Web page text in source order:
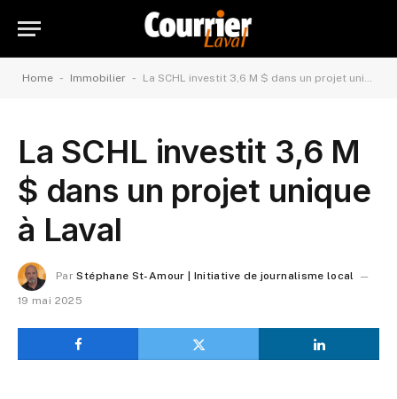
Home - Immobilier - La SCHL investit 3,6 M $ dans un projet unique à Laval
La SCHL investit 3,6 M
$ dans un projet unique
à Laval
Par Stéphane St-Amour | Initiative de journalisme local
19 mai 2025